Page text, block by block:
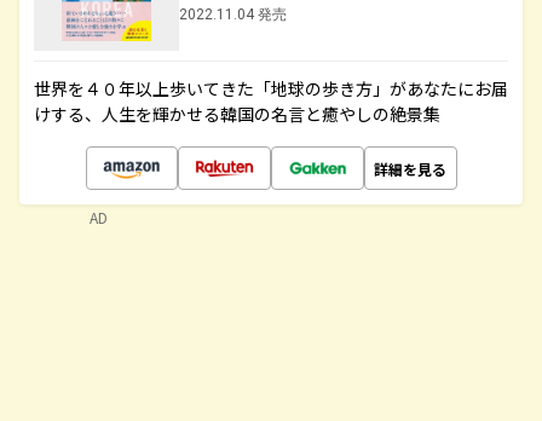
2022.11.04 発売
世界を４０年以上歩いてきた「地球の歩き方」があなたにお届
けする、人生を輝かせる韓国の名言と癒やしの絶景集
詳細を見る
AD